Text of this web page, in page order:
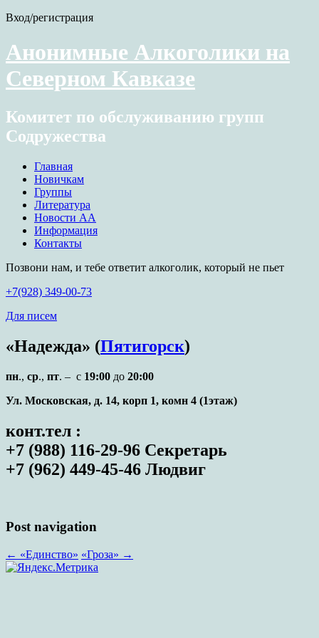
Вход/регистрация
Анонимные Алкоголики на
Северном Кавказе
Комитет по обслуживанию групп
Содружества
Главная
Новичкам
Группы
Литература
Новости АА
Информация
Контакты
Позвони нам, и тебе ответит алкоголик, который не пьет
+7(928) 349-00-73
Для писем
«Надежда» (Пятигорск)
пн., ср., пт. – с 19:00 до 20:00
Ул. Московская, д. 14, корп 1, комн 4 (1этаж)
конт.тел :
+7 (988) 116-29-96 Секретарь
+7 (962) 449-45-46 Людвиг
Post navigation
← «Единство» «Гроза» →